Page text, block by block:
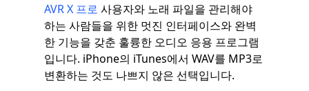
AVR X 프로 사용자와 노래 파일을 관리해야
하는 사람들을 위한 멋진 인터페이스와 완벽
한 기능을 갖춘 훌륭한 오디오 응용 프로그램
입니다. iPhone의 iTunes에서 WAV를 MP3로
변환하는 것도 나쁘지 않은 선택입니다.